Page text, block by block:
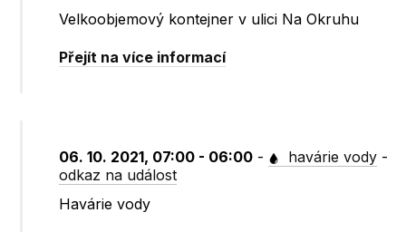
Velkoobjemový kontejner v ulici Na Okruhu
Přejít na více informací
06. 10. 2021, 07:00 - 06:00 - havárie vody -
odkaz na událost
Havárie vody